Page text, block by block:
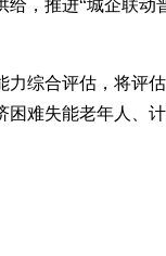
，推进“城企联
综合评估，将评
难失能老年人、